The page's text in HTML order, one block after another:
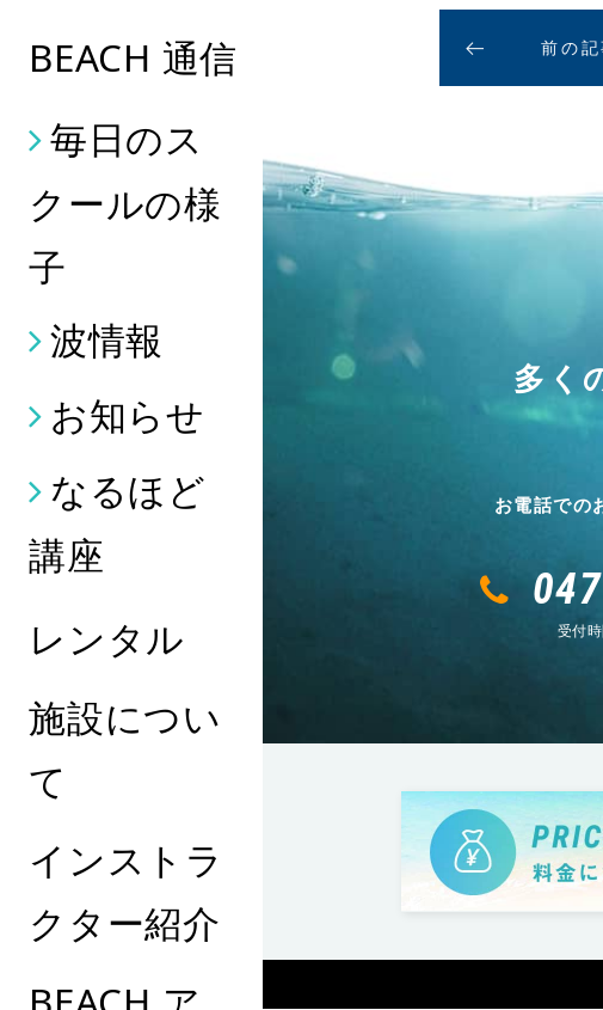
BEACH 通信
毎日のス
クールの様
子
波情報
お知らせ
なるほど
講座
レンタル
施設につい
て
インストラ
クター紹介
前の
多く
お電話での
受付